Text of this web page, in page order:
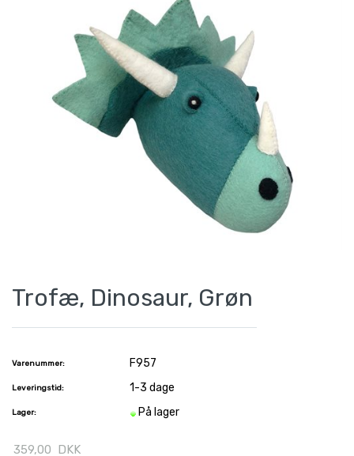
Trofæ, Dinosaur, Grøn
Varenummer: F957
Leveringstid: 1-3 dage
Lager: På lager
359,00 DKK